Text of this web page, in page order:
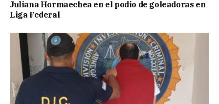
Juliana Hormaechea en el podio de goleadoras en
Liga Federal